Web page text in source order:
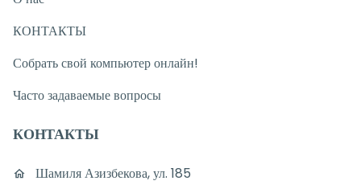
КОНТАКТЫ
Собрать свой компьютер онлайн!
Часто задаваемые вопросы
КОНТАКТЫ
Шамиля Азизбекова, ул. 185